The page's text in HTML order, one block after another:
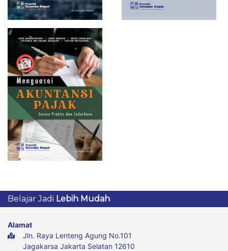
Belajar Jadi Lebih Mudah
Alamat
Jln. Raya Lenteng Agung No.101
Jagakarsa Jakarta Selatan 12610